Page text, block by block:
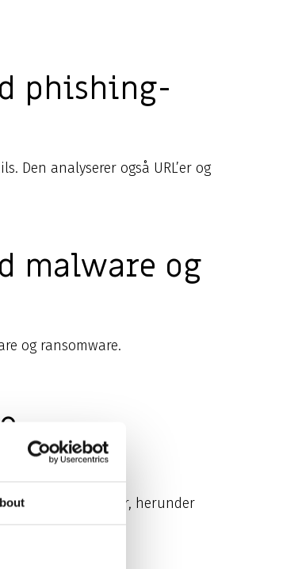
phishing-
Den analyserer også URL’er og
malware og
og ransomware.
typer cybertrusler, herunder